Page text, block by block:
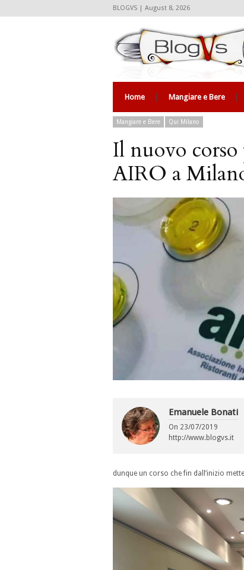
BLOGVS | August 8, 2026
Home Mangiare e Bere
Mangiare e Bere Qui Milano
Il nuovo corso
AIRO a
Emanuele Bonati
On 23/07/2019
http://www.blogvs.it
dunque un corso che fin dall’inizio